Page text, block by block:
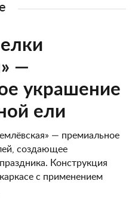
—
украшение
ели
— премиальное
создающее
Конструкция
с применением